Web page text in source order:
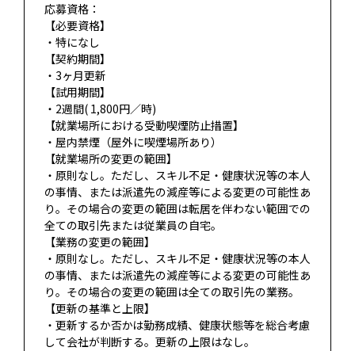
応募資格：
【必要資格】
・特になし
【契約期間】
・3ヶ月更新
【試用期間】
・2週間( 1,800円／時)
【就業場所における受動喫煙防止措置】
・屋内禁煙（屋外に喫煙場所あり）
【就業場所の変更の範囲】
・原則なし。ただし、スキル不足・健康状況等の本人
の事情、または派遣先の減産等による変更の可能性あ
り。その場合の変更の範囲は転居を伴わない範囲での
全ての取引先または従業員の自宅。
【業務の変更の範囲】
・原則なし。ただし、スキル不足・健康状況等の本人
の事情、または派遣先の減産等による変更の可能性あ
り。その場合の変更の範囲は全ての取引先の業務。
【更新の基準と上限】
・更新するか否かは勤務成績、健康状態等を総合考慮
して会社が判断する。更新の上限はなし。